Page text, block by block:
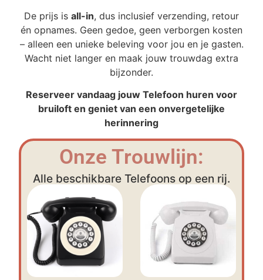
De prijs is all-in, dus inclusief verzending, retour
én opnames. Geen gedoe, geen verborgen kosten
– alleen een unieke beleving voor jou en je gasten.
Wacht niet langer en maak jouw trouwdag extra
bijzonder.
Reserveer vandaag jouw Telefoon huren voor
bruiloft en geniet van een onvergetelijke
herinnering
Onze Trouwlijn:
Alle beschikbare Telefoons op een rij.